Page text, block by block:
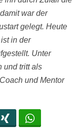
war der
gelegt. Heute
in der
Unter
und tritt als
und Mentor